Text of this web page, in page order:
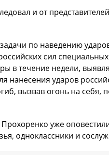
и от
по наведению
сил
в течение недели,
нанесения ударов
вызвав огонь на себя,
уже
одноклассники и